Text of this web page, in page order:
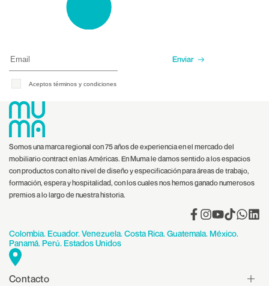
Enviar
Aceptos términos y condiciones
Somos una marca regional con 75 años de experiencia en el mercado del
mobiliario contract en las Américas. En Muma le damos sentido a los espacios
con productos con alto nivel de diseño y especificación para áreas de trabajo,
formación, espera y hospitalidad, con los cuales nos hemos ganado numerosos
premios a lo largo de nuestra historia.
Facebook
Instagram
YouTube
TikTok
Colombia. Ecuador. Venezuela. Costa Rica. Guatemala. México.
Panamá. Perú. Estados Unidos
Contacto